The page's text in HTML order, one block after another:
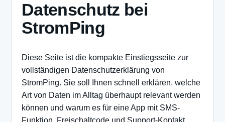
Datenschutz bei
StromPing
Diese Seite ist die kompakte Einstiegsseite zur
vollständigen Datenschutzerklärung von
StromPing. Sie soll Ihnen schnell erklären, welche
Art von Daten im Alltag überhaupt relevant werden
können und warum es für eine App mit SMS-
Funktion, Freischaltcode und Support-Kontakt